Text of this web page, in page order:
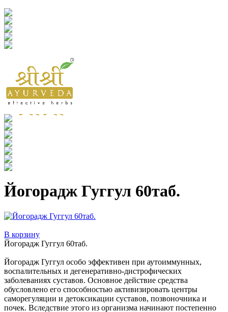
Йогорадж Гуггул 60таб.
В корзину
Йогорадж Гуггул 60таб.
Йогорадж Гуггул особо эффективен при аутоиммунных,
воспалительных и дегенеративно-дистрофических
заболеваниях суставов. Основное действие средства
обусловлено его способностью активизировать центры
саморегуляции и детоксикации суставов, позвоночника и
почек. Вследствие этого из организма начинают постепенно